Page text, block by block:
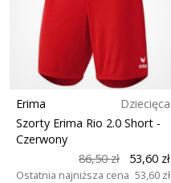
Erima
Dziecięca
Szorty Erima Rio 2.0 Short -
Czerwony
86,50 zł
53,60 zł
Ostatnia najniższa cena 53,60 zł